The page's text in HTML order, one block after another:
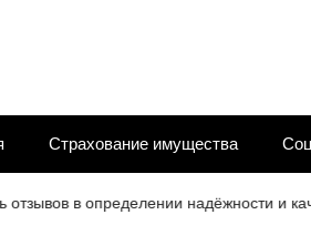
Страхование имущества
в определении надёжности и